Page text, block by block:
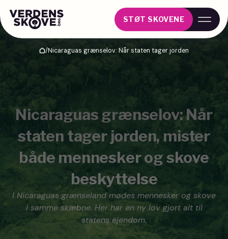
STØT SKOVENE
Hjem/Nicaraguas grænselov: Når staten tager jorden
Nicaraguas grænselov: Når
staten tager jorden, mister
både mennesker og skove
beskyttelse
I Nicaraguas grænseland mødes mennesker og skove
i samme skæbne. Her har en ny lov gjort alt til
statens ejendom.